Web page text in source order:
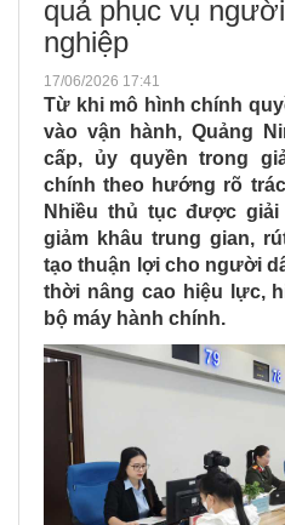
quả phục vụ
nghiệp
17/06/2026 17:41
Từ khi mô hình chính
vào vận hành, Quảng
cấp, ủy quyền trong
chính theo hướng rõ
Nhiều thủ tục được
giảm khâu trung gian,
tạo thuận lợi cho người
thời nâng cao hiệu lực,
bộ máy hành chính.